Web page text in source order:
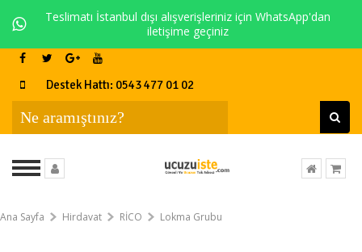
Teslimatı İstanbul dışı alışverişleriniz için WhatsApp'dan
iletişime geçiniz
Destek Hattı: 0543 477 01 02
Ana Sayfa Hirdavat RİCO Lokma Grubu